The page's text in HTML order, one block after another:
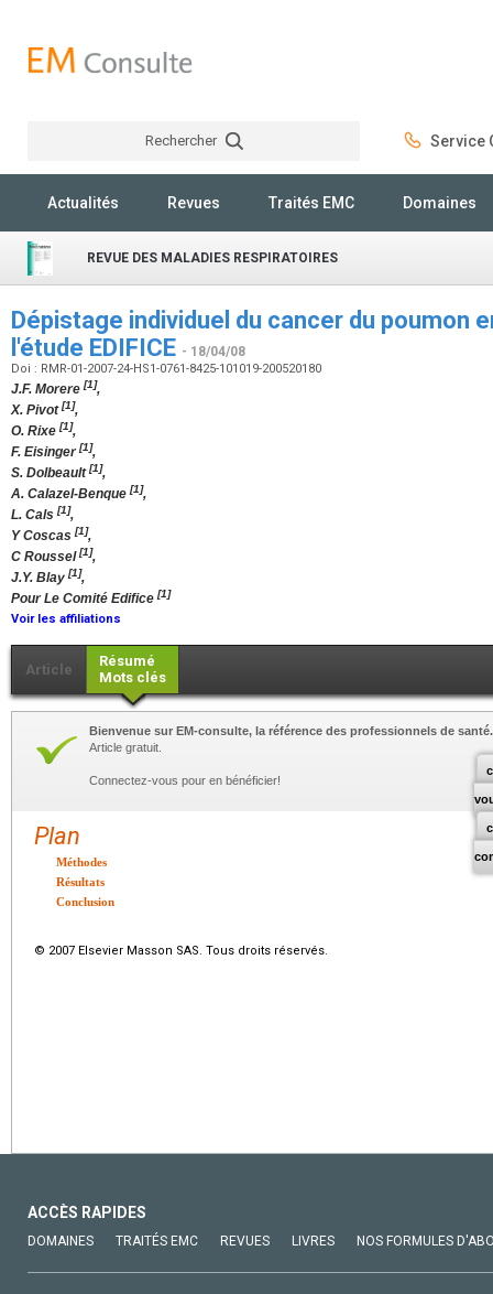
Rechercher Service
Actualités Revues Traités EMC Domaines
REVUE DES MALADIES RESPIRATOIRES
Dépistage individuel du cancer du poumon
l'étude EDIFICE - 18/04/08
Doi : RMR-01-2007-24-HS1-0761-8425-101019-200520180
J.F. Morere [1],
X. Pivot[1],
O. Rixe [1],
F. Eisinger[1],
S. Dolbeault[1],
A. Calazel-Benque [1],
L. Cals [1],
Y Coscas [1],
C Roussel[1],
J.Y. Blay [1],
Pour Le Comité Edifice [1]
Voir les affiliations
Article
Résumé
Mots clés
Bienvenue sur EM-consulte, la référence des professionnels de santé.
Article gratuit.
Connectez-vous pour en bénéficier!
Plan
Méthodes
Résultats
Conclusion
© 2007 Elsevier Masson SAS. Tous droits réservés.
ACCÈS RAPIDES
DOMAINES TRAITÉS EMC REVUES LIVRES NOS FORMULES